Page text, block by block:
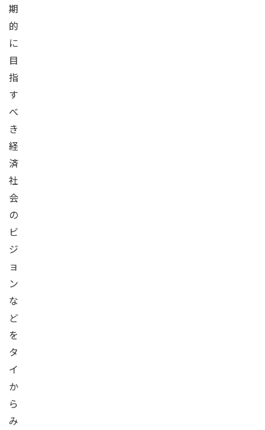
期
的
に
目
指
す
べ
き
経
済
社
会
の
ビ
ジ
ョ
ン
な
ど
を
タ
イ
か
ら
み